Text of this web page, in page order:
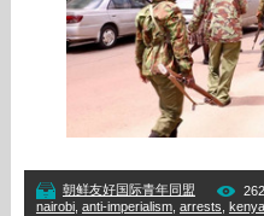
朝鲜友好国际青年同盟 262
nairobi, anti-imperialism, arrests kenya